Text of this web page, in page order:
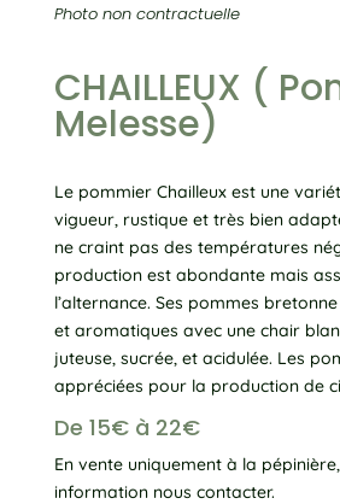
Photo non contractuelle
CHAILLEUX (
Melesse)
Le pommier Chailleux est une
vigueur, rustique et très bien
ne craint pas des températures
production est abondante mais
l’alternance. Ses pommes
et aromatiques avec une chair
juteuse, sucrée, et acidulée. Les
appréciées pour la production de
De 15€ à 22€
En vente uniquement à la
information nous contacter.